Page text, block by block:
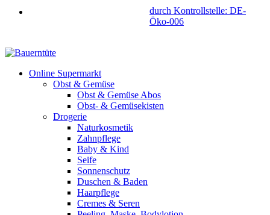
durch Kontrollstelle: DE-
Öko-006
Online Supermarkt
Obst & Gemüse
Obst & Gemüse Abos
Obst- & Gemüsekisten
Drogerie
Naturkosmetik
Zahnpflege
Baby & Kind
Seife
Sonnenschutz
Duschen & Baden
Haarpflege
Cremes & Seren